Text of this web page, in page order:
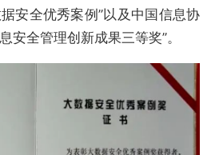
安全优秀案例”以及中国信息协
安全管理创新成果三等奖”。